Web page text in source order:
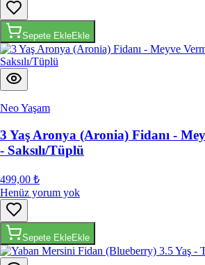
Sepete EkleEkle
Neo Yaşam
3 Yaş Aronya (Aronia) Fidanı -
- Saksılı/Tüplü
499,00 ₺
Henüz yorum yok
Sepete EkleEkle